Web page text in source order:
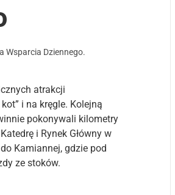
Wsparcia Dziennego.
atrakcji
i na kręgle. Kolejną
pokonywali kilometry
i Rynek Główny w
Kamiannej, gdzie pod
ze stoków.